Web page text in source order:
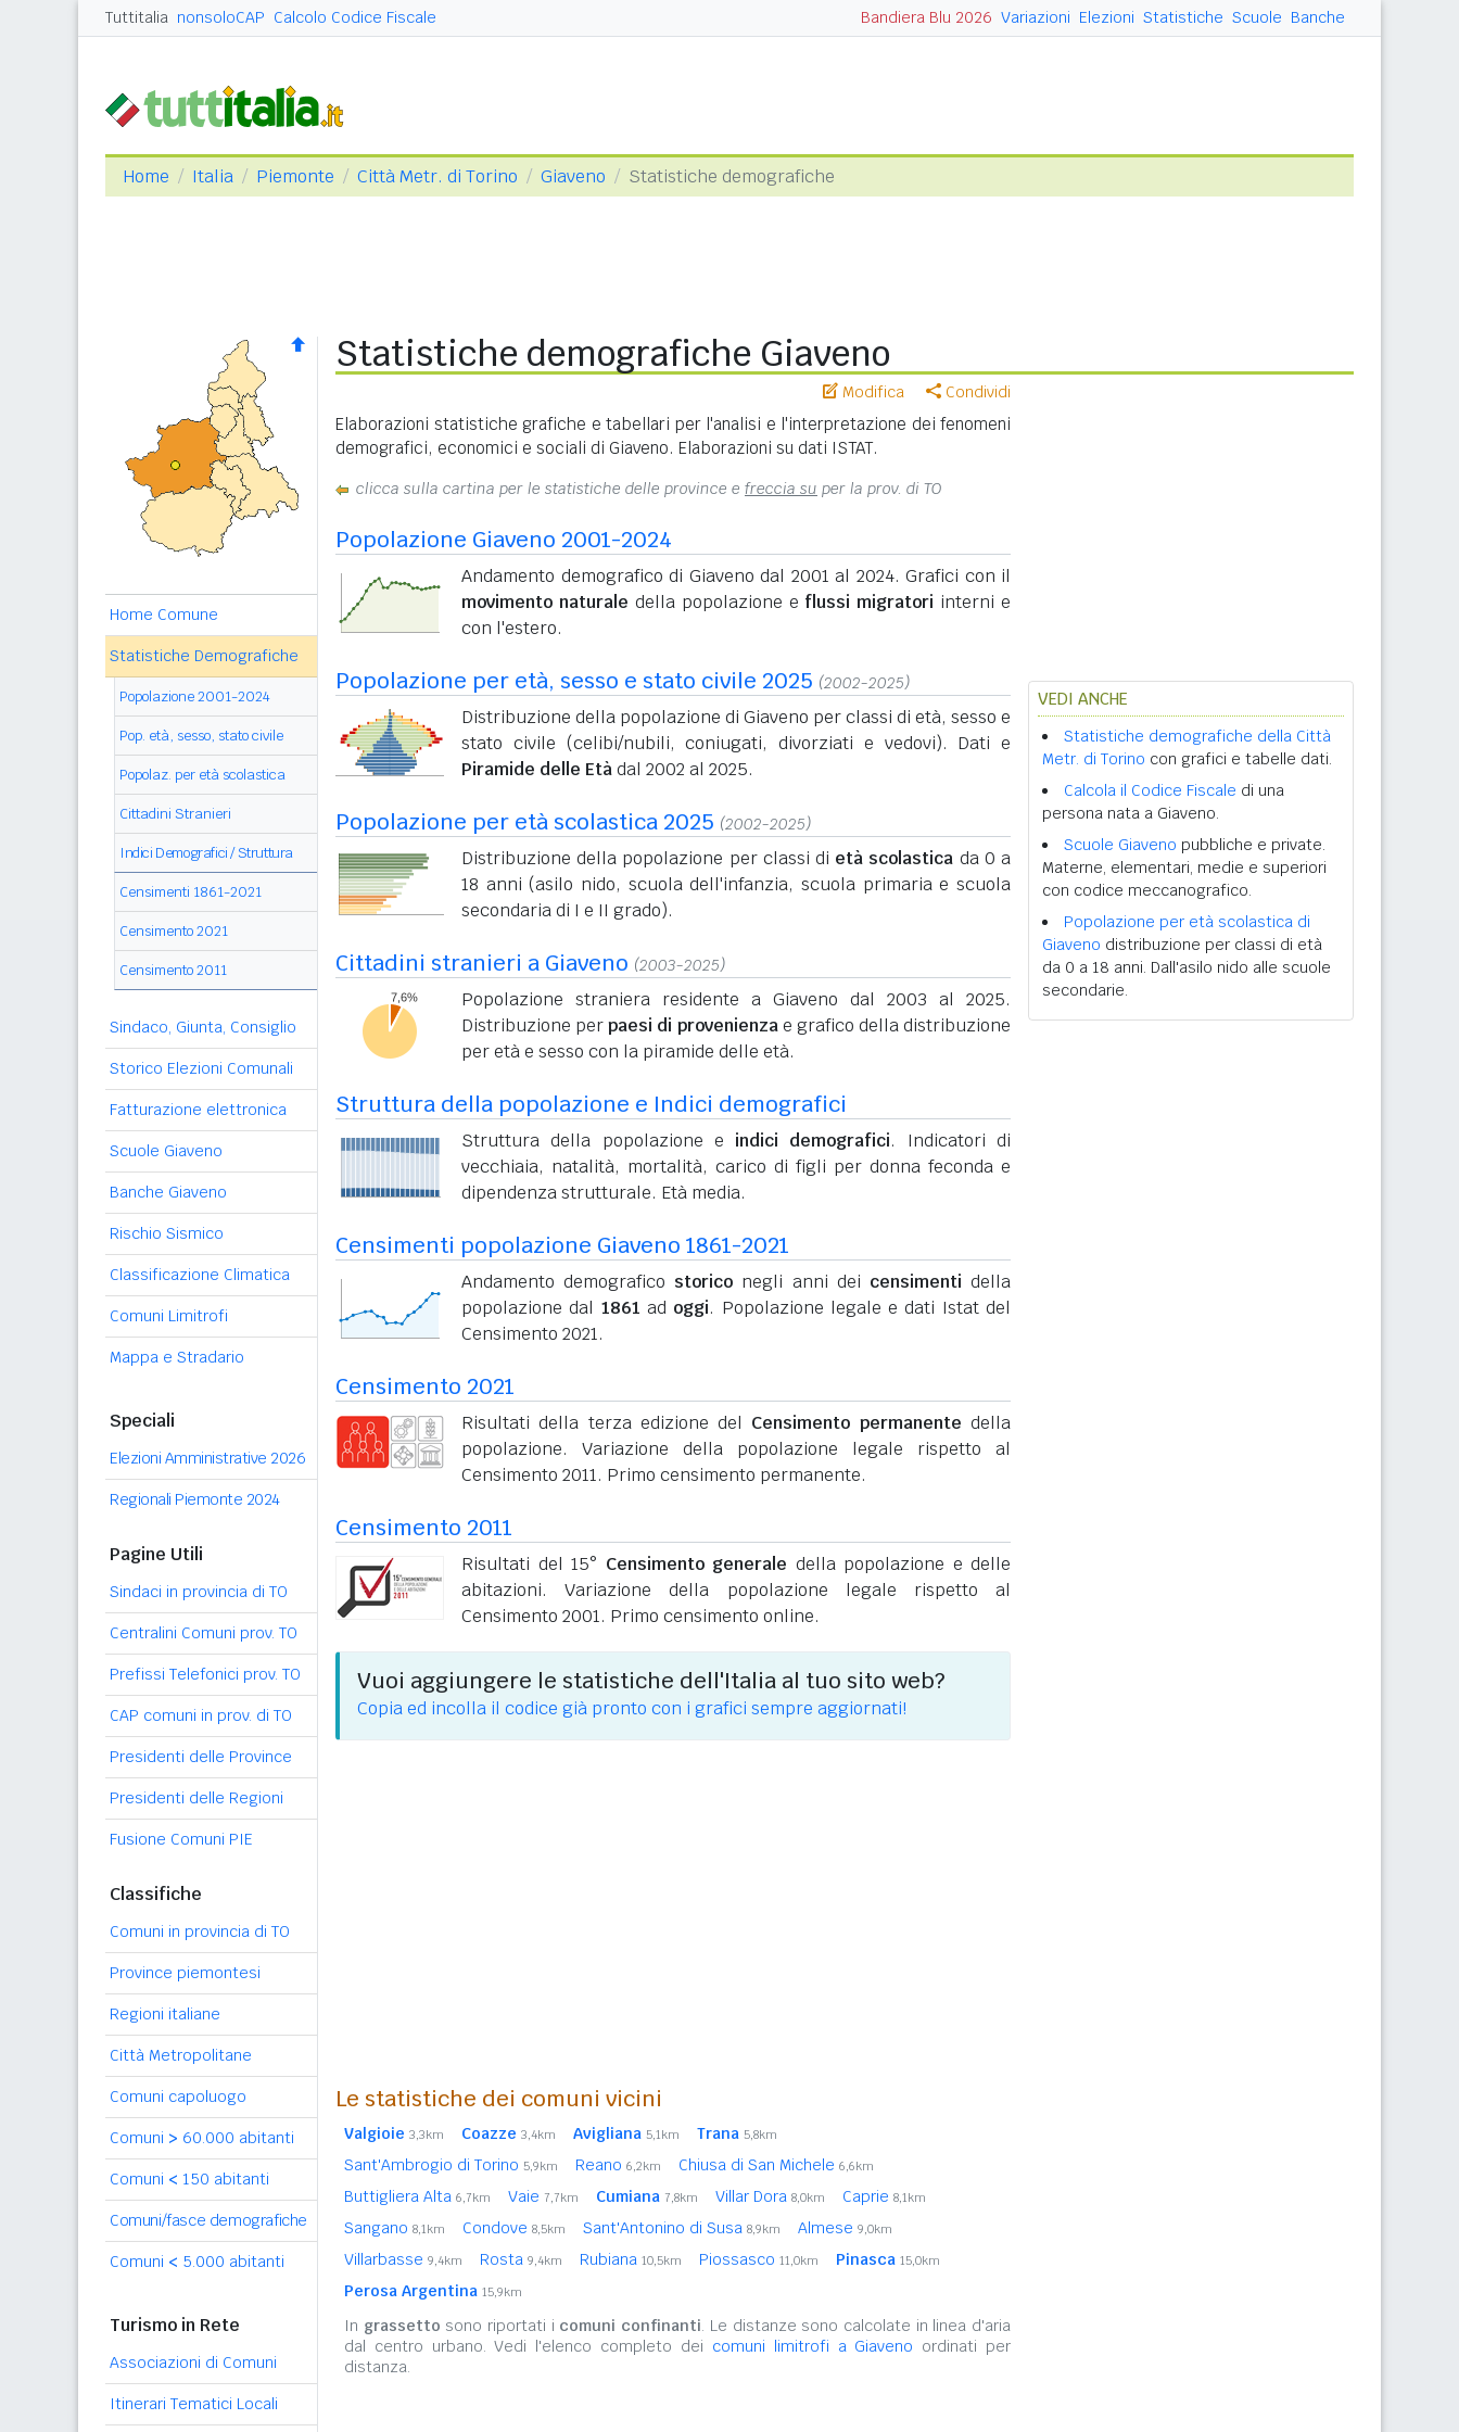
Tuttitalia nonsoloCAP Calcolo Codice Fiscale Bandiera Blu 2026 Variazioni Elezioni Statistiche Scuole Banche
Home Italia Piemonte Città Metr. di Torino Giaveno Statistiche demografiche
Home Comune
Statistiche Demografiche
Popolazione 2001-2024
Pop. età, sesso, stato civile
Popolaz. per età scolastica
Cittadini Stranieri
Indici Demografici / Struttura
Censimenti 1861-2021
Censimento 2021
Censimento 2011
Sindaco, Giunta, Consiglio
Storico Elezioni Comunali
Fatturazione elettronica
Scuole Giaveno
Banche Giaveno
Rischio Sismico
Classificazione Climatica
Comuni Limitrofi
Mappa e Stradario
Speciali
Elezioni Amministrative 2026
Regionali Piemonte 2024
Pagine Utili
Sindaci in provincia di TO
Centralini Comuni prov. TO
Prefissi Telefonici prov. TO
CAP comuni in prov. di TO
Presidenti delle Province
Presidenti delle Regioni
Fusione Comuni PIE
Classifiche
Comuni in provincia di TO
Province piemontesi
Regioni italiane
Città Metropolitane
Comuni capoluogo
Comuni > 60.000 abitanti
Comuni < 150 abitanti
Comuni/fasce demografiche
Comuni < 5.000 abitanti
Turismo in Rete
Associazioni di Comuni
Itinerari Tematici Locali
Statistiche demografiche Giaveno
Modifica Condividi
Elaborazioni statistiche grafiche e tabellari per l'analisi e l'interpretazione dei fenomeni
demografici, economici e sociali di Giaveno. Elaborazioni su dati ISTAT.
clicca sulla cartina per le statistiche delle province e freccia su per la prov. di TO
Popolazione Giaveno 2001-2024
Andamento demografico di Giaveno dal 2001 al 2024. Grafici con il
movimento naturale della popolazione e flussi migratori interni e
con l'estero.
Popolazione per età, sesso e stato civile 2025 (2002-2025)
Distribuzione della popolazione di Giaveno per classi di età, sesso e
stato civile (celibi/nubili, coniugati, divorziati e vedovi). Dati e
Piramide delle Etàdal 2002 al 2025.
Popolazione per età scolastica 2025 (2002-2025)
Distribuzione della popolazione per classi di età scolastica da 0 a
18 anni (asilo nido, scuola dell'infanzia, scuola primaria e scuola
secondaria di I e II grado).
Cittadini stranieri a Giaveno (2003-2025)
Popolazione straniera residente a Giaveno dal 2003 al 2025.
Distribuzione perpaesi di provenienzae grafico della distribuzione
per età e sesso con la piramide delle età.
Struttura della popolazione e Indici demografici
Struttura della popolazione e indici demografici. Indicatori di
vecchiaia, natalità, mortalità, carico di figli per donna feconda e
dipendenza strutturale. Età media.
Censimenti popolazione Giaveno 1861-2021
Andamento demografico storico negli anni dei censimenti della
popolazione dal 1861 ad oggi. Popolazione legale e dati Istat del
Censimento 2021.
Censimento 2021
Risultati della terza edizione del Censimento permanente della
popolazione. Variazione della popolazione legale rispetto al
Censimento 2011. Primo censimento permanente.
Censimento 2011
Risultati del 15° Censimento generale della popolazione e delle
abitazioni. Variazione della popolazione legale rispetto al
Censimento 2001. Primo censimento online.
Vuoi aggiungere le statistiche dell'Italia al tuo sito web?
Copia ed incolla il codice già pronto con i grafici sempre aggiornati!
Le statistiche dei comuni vicini
Valgioie 3,3km Coazze 3,4km Avigliana 5,1km Trana 5,8km
Sant'Ambrogio di Torino 5,9km Reano 6,2km Chiusa di San Michele 6,6km
Buttigliera Alta 6,7km Vaie 7,7km Cumiana 7,8km Villar Dora 8,0km Caprie 8,1km
Sangano 8,1km Condove 8,5km Sant'Antonino di Susa 8,9km Almese 9,0km
Villarbasse 9,4km Rosta 9,4km Rubiana 10,5km Piossasco 11,0km Pinasca 15,0km
Perosa Argentina 15,9km
In grassetto sono riportati i comuni confinanti. Le distanze sono calcolate in linea d'aria
dal centro urbano. Vedi l'elenco completo dei comuni limitrofi a Giaveno ordinati per
distanza.
VEDI ANCHE
Statistiche demografiche della Città
Metr. di Torino con grafici e tabelle dati.
Calcola il Codice Fiscale di una
persona nata a Giaveno.
Scuole Giaveno pubbliche e private.
Materne, elementari, medie e superiori
con codice meccanografico.
Popolazione per età scolastica di
Giaveno distribuzione per classi di età
da 0 a 18 anni. Dall'asilo nido alle scuole
secondarie.